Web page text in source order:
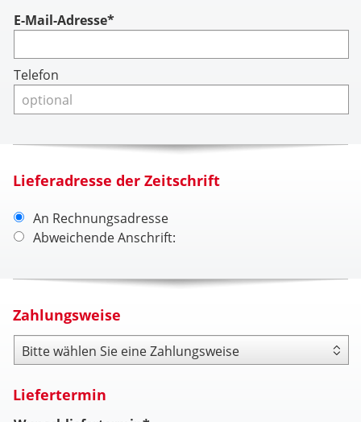
Account
E-Mail-Adresse*
Telefon
Lieferadresse der Zeitschrift
An Rechnungsadresse
Abweichende Anschrift:
Zahlungsweise
Zahlungsweise
Liefertermin